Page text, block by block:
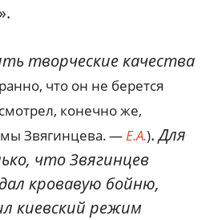
творческие качества
что он не берется
конечно же,
Звягинцева. — Е.А.).Для
что Звягинцев
кровавую бойню,
киевский режим